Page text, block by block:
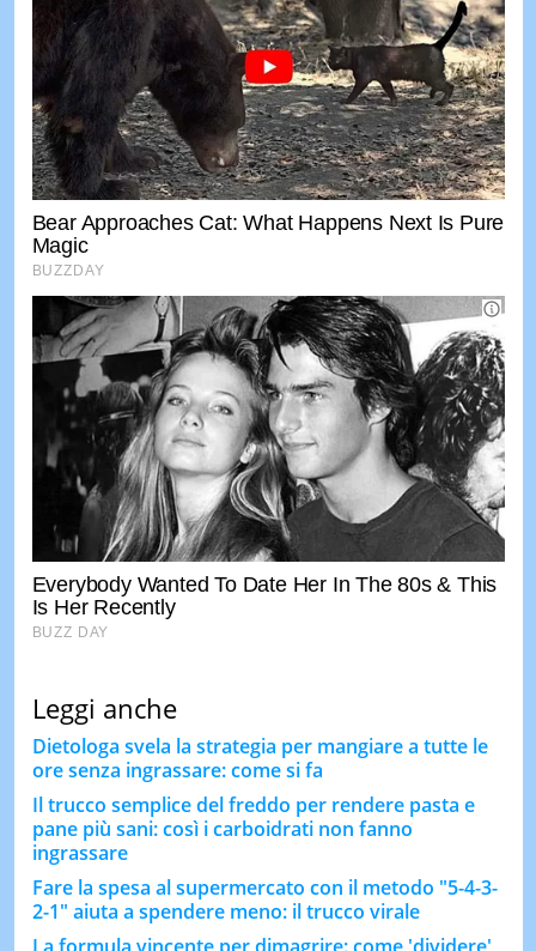
Leggi anche
Dietologa svela la strategia per mangiare a tutte le
ore senza ingrassare: come si fa
Il trucco semplice del freddo per rendere pasta e
pane più sani: così i carboidrati non fanno
ingrassare
Fare la spesa al supermercato con il metodo "5-4-3-
2-1" aiuta a spendere meno: il trucco virale